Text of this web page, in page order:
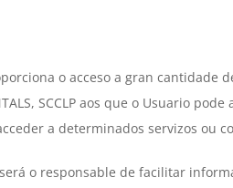
o acceso a gran cantidade
SCCLP aos que o Usuario
a determinados servizos ou
o responsable de facilitar